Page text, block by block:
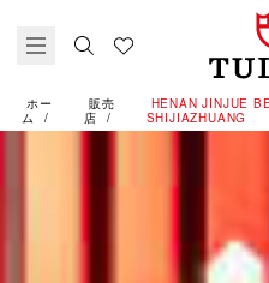
ホー
ム
販売
店
‭HENAN JINJUE
SHIJIAZHUANG‬